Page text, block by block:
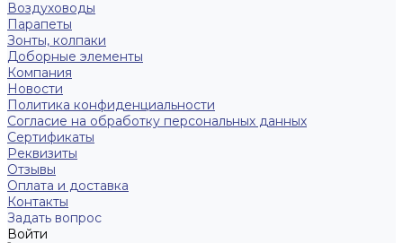
Воздуховоды
Парапеты
Зонты, колпаки
Доборные элементы
Компания
Новости
Политика конфиденциальности
Согласие на обработку персональных данных
Сертификаты
Реквизиты
Отзывы
Оплата и доставка
Контакты
Задать вопрос
Войти